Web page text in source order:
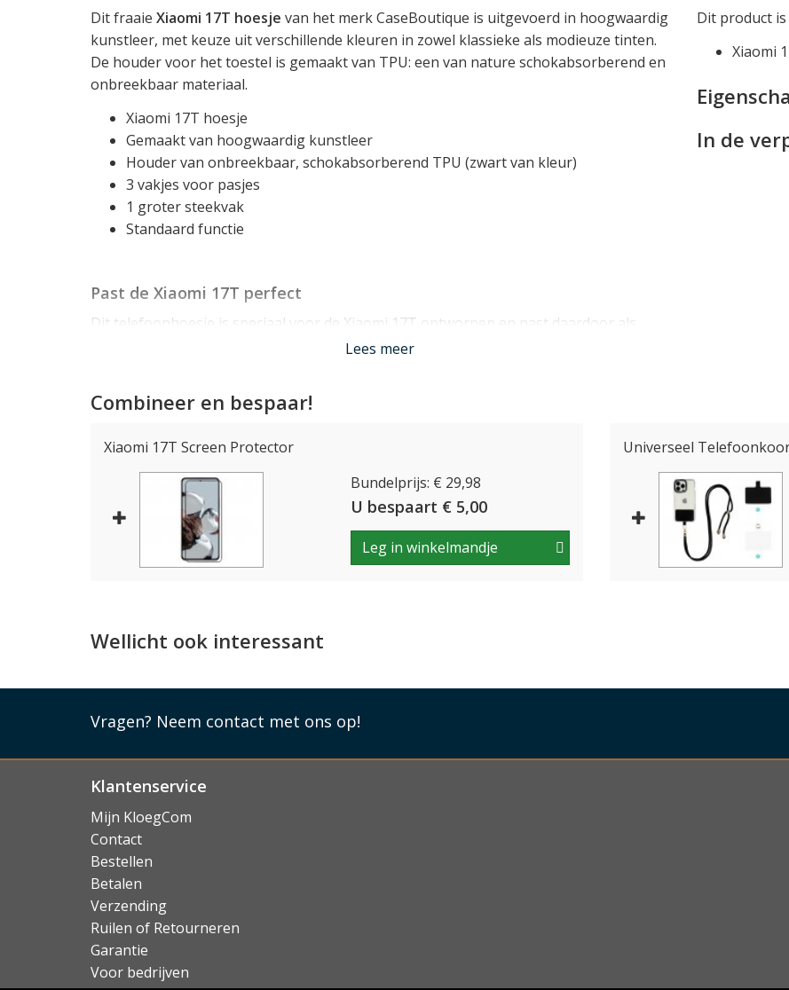
Dit fraaie Xiaomi 17T hoesje van het merk CaseBoutique is uitgevoerd in hoogwaardig
kunstleer, met keuze uit verschillende kleuren in zowel klassieke als modieuze tinten.
De houder voor het toestel is gemaakt van TPU: een van nature schokabsorberend en
onbreekbaar materiaal.
Xiaomi 17T hoesje
Gemaakt van hoogwaardig kunstleer
Houder van onbreekbaar, schokabsorberend TPU (zwart van kleur)
3 vakjes voor pasjes
1 groter steekvak
Standaard functie
Past de Xiaomi 17T perfect
Dit telefoonhoesje is speciaal voor de Xiaomi 17T ontworpen en past daardoor als
gegoten. Hierbij is rekening gehouden met alle toetsen, aansluitingen en de camera's
waarin briefgeld of bonnetjes een plekje vinden. Daarnaast kan het telefoonhoesje als
standaardje gebruikt worden, zodat u het toestel in een handomdraai zelfstandig
rechtop kunt zetten.
Lees minder
Lees meer
Dit product
Xiaomi
In de
Combineer en bespaar!
Xiaomi 17T Screen Protector
Bundelprijs: € 29,98
U bespaart € 5,00
Leg in winkelmandje
Universeel
Wellicht ook interessant
Vragen? Neem contact met ons op!
Klantenservice
Mijn KloegCom
Contact
Bestellen
Betalen
Verzending
Ruilen of Retourneren
Garantie
Voor bedrijven